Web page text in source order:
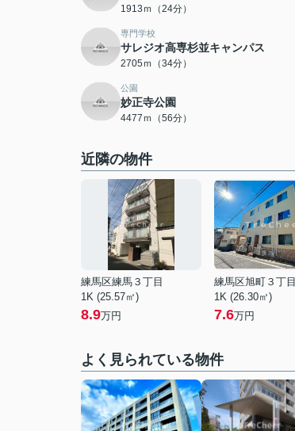
1913ｍ（24分）
専門学校
サレジオ高専杉並キャンパス
2705ｍ（34分）
公園
妙正寺公園
4477ｍ（56分）
近隣の物件
練馬区練馬３丁目
1K (25.57㎡)
8.9万円
練馬区旭町３丁目
1K (26.30㎡)
7.6万円
よく見られている物件